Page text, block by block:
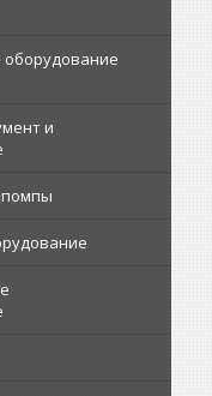
оборудование
и